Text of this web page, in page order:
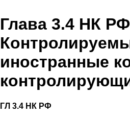
Глава 3.4 НК
иностранные
ГЛ 3.4 НК РФ